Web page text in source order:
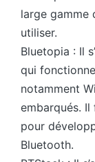
large gamme
utiliser.
Bluetopia : Il
qui
notamment
embarqués. Il
pour
Bluetooth.